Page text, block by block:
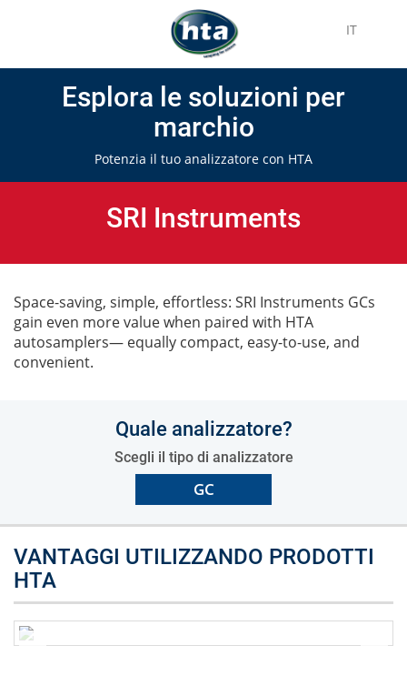
IT
Esplora le soluzioni per
marchio
Potenzia il tuo analizzatore con HTA
SRI Instruments
Space-saving, simple, effortless: SRI Instruments GCs
gain even more value when paired with HTA
autosamplers— equally compact, easy-to-use, and
convenient.
Quale analizzatore?
Scegli il tipo di analizzatore
GC
VANTAGGI UTILIZZANDO PRODOTTI
HTA